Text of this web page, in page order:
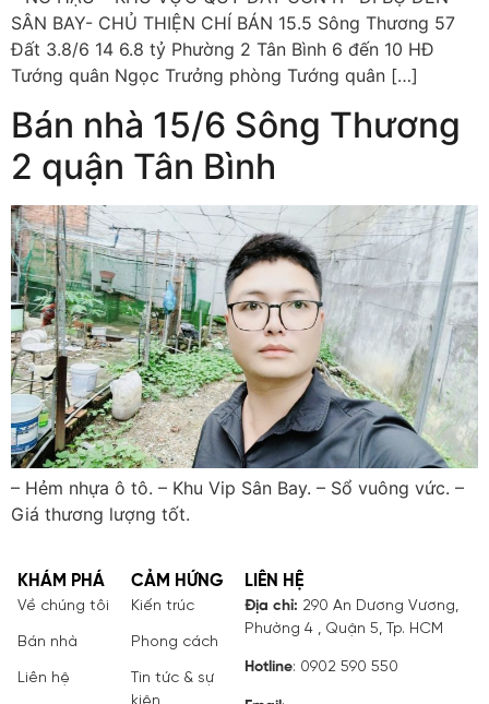
SÂN BAY- CHỦ THIỆN CHÍ BÁN 15.5 Sông Thương 57
Đất 3.8/6 14 6.8 tỷ Phường 2 Tân Bình 6 đến 10 HĐ
Tướng quân Ngọc Trưởng phòng Tướng quân […]
Bán nhà 15/6 Sông Thương
2 quận Tân Bình
– Hẻm nhựa ô tô. – Khu Vip Sân Bay. – Sổ vuông vức. –
Giá thương lượng tốt.
KHÁM PHÁ
Về chúng tôi
Bán nhà
Liên hệ
CẢM HỨNG
Kiến trúc
Phong cách
Tin tức & sự
LIÊN HỆ
Địa chỉ: 290 An Dương Vương,
Phường 4 , Quận 5, Tp. HCM
Hotline: 0902 590 550